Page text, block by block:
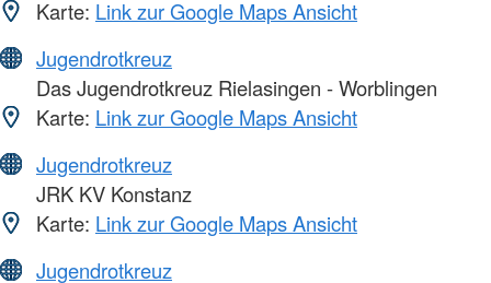
Karte: Link zur Google Maps Ansicht
Jugendrotkreuz
Das Jugendrotkreuz Rielasingen - Worblingen
Karte: Link zur Google Maps Ansicht
Jugendrotkreuz
JRK KV Konstanz
Karte: Link zur Google Maps Ansicht
Jugendrotkreuz